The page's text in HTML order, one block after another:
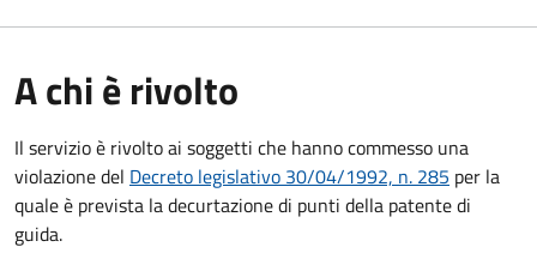
A chi è rivolto
Il servizio è rivolto ai soggetti che hanno commesso una
violazione del Decreto legislativo 30/04/1992, n. 285 per la
quale è prevista la decurtazione di punti della patente di
guida.